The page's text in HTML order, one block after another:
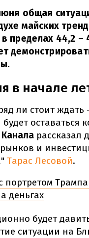
общая
майских
пределах 44,2 –
в начале
ли стоит ждать
оставаться
рассказал
и
Тарас Лесовой.
портретом
деньгах
будет
ситуации на